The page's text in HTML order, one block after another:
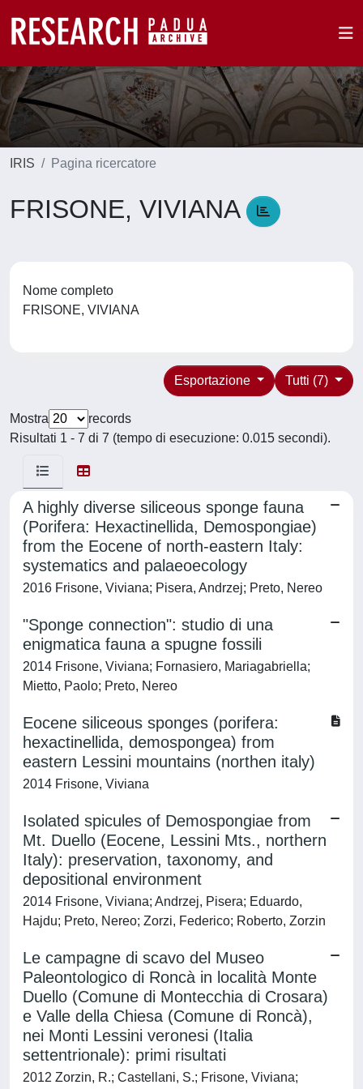
IRIS Pagina ricercatore
FRISONE, VIVIANA
Nome completo
FRISONE, VIVIANA
Tutti (7)
Esportazione
Mostra
records
Risultati 1 - 7 di 7 (tempo di esecuzione: 0.015 secondi).
A highly diverse siliceous sponge fauna
(Porifera: Hexactinellida, Demospongiae)
from the Eocene of north-eastern Italy:
systematics and palaeoecology
2016 Frisone, Viviana; Pisera, Andrzej; Preto, Nereo
"Sponge connection": studio di una
enigmatica fauna a spugne fossili
2014 Frisone, Viviana; Fornasiero, Mariagabriella;
Mietto, Paolo; Preto, Nereo
Eocene siliceous sponges (porifera:
hexactinellida, demospongea) from
eastern Lessini mountains (northen italy)
2014 Frisone, Viviana
Isolated spicules of Demospongiae from
Mt. Duello (Eocene, Lessini Mts., northern
Italy): preservation, taxonomy, and
depositional environment
2014 Frisone, Viviana; Andrzej, Pisera; Eduardo,
Hajdu; Preto, Nereo; Zorzi, Federico; Roberto, Zorzin
Le campagne di scavo del Museo
Paleontologico di Roncà in località Monte
Duello (Comune di Montecchia di Crosara)
e Valle della Chiesa (Comune di Roncà),
nei Monti Lessini veronesi (Italia
settentrionale): primi risultati
2012 Zorzin, R.; Castellani, S.; Frisone, Viviana;